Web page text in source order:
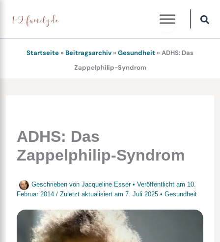
Inhalt
springen
Startseite » Beitragsarchiv » Gesundheit » ADHS: Das
Zappelphilip-Syndrom
ADHS: Das
Zappelphilip-Syndrom
Geschrieben von Jacqueline Esser • Veröffentlicht am 10.
Februar 2014 / Zuletzt aktualisiert am 7. Juli 2025• Gesundheit